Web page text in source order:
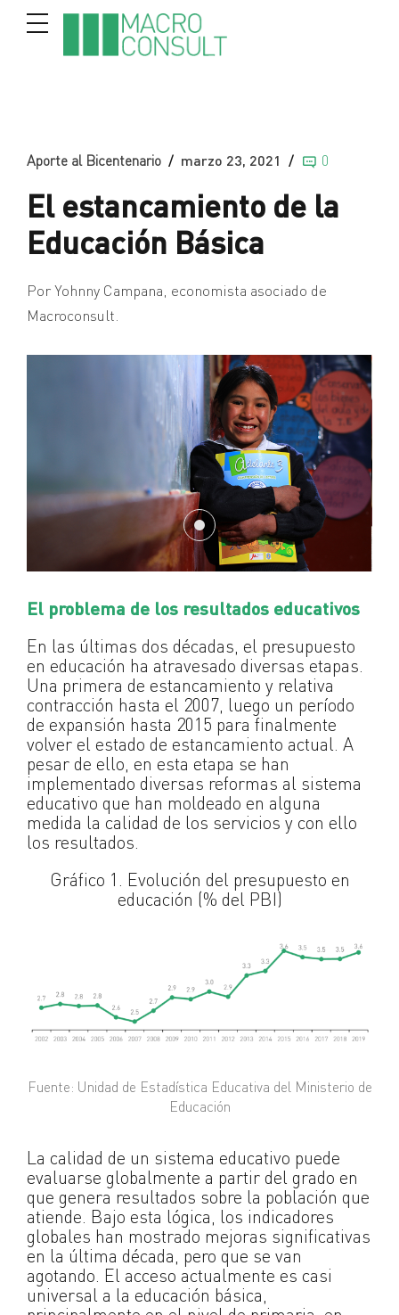
Aporte al Bicentenario marzo 23, 2021 0
El estancamiento de la
Educación Básica
Por Yohnny Campana, economista asociado de
Macroconsult.
El problema de los resultados educativos
En las últimas dos décadas, el presupuesto
en educación ha atravesado diversas etapas.
Una primera de estancamiento y relativa
contracción hasta el 2007, luego un período
de expansión hasta 2015 para finalmente
volver el estado de estancamiento actual. A
pesar de ello, en esta etapa se han
implementado diversas reformas al sistema
educativo que han moldeado en alguna
medida la calidad de los servicios y con ello
los resultados.
Gráfico 1. Evolución del presupuesto en
educación (% del PBI)
Fuente: Unidad de Estadística Educativa del Ministerio de
Educación
La calidad de un sistema educativo puede
evaluarse globalmente a partir del grado en
que genera resultados sobre la población que
atiende. Bajo esta lógica, los indicadores
globales han mostrado mejoras significativas
en la última década, pero que se van
agotando. El acceso actualmente es casi
universal a la educación básica,